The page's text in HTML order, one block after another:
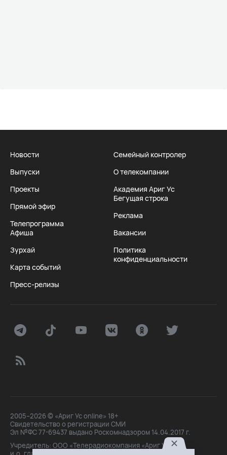
Новости
Выпуски
Проекты
Прямой эфир
Телепрограмма
Афиша
Зурхай
Карта событий
Пресс-релизы
Семейный контролер
О телекомпании
Академия Ариг Ус
Бегущая строка
Реклама
Вакансии
Политика
конфиденциальности
2005–2026 © «Ариг Ус online» 18+
Свидетельство о регистрации СМИ
Эл №ФС 77-69437 выдано Роскомнадзором 14.04.2017 г.
Учредитель: ООО «Телерадиокомпания «Ариг Ус»,